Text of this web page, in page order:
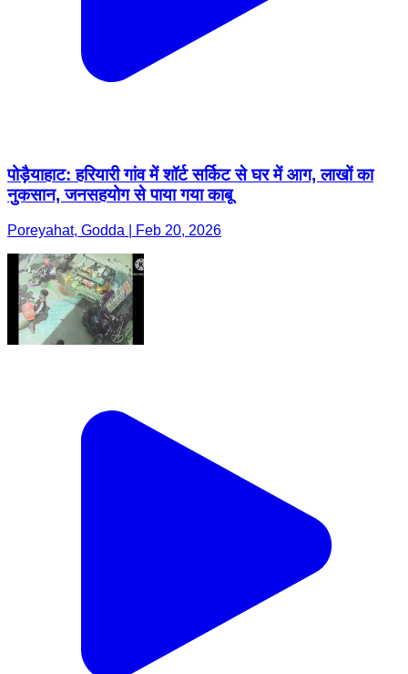
पोड़ैयाहाट: हरियारी गांव में शॉर्ट सर्किट से घर में आग, लाखों का
नुकसान, जनसहयोग से पाया गया काबू
Poreyahat, Godda | Feb 20, 2026